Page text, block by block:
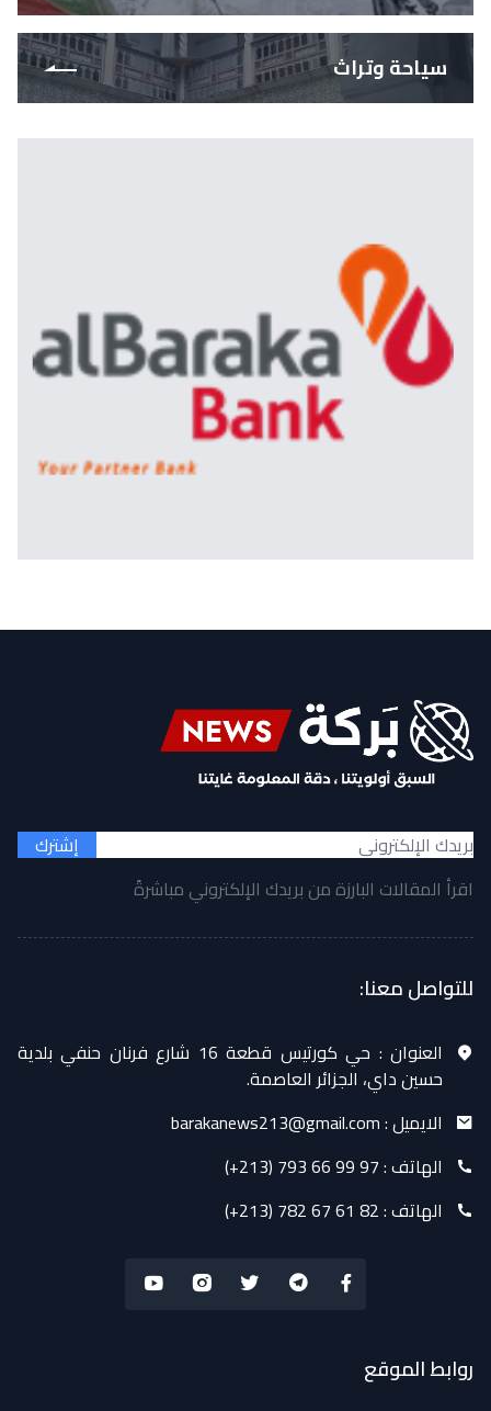
سياحة وتراث
إشترك
اقرأ المقالات البارزة من بريدك الإلكتروني مباشرةً
للتواصل معنا:
العنوان :
حي كورتيس قطعة 16 شارع فرنان حنفي بلدية
حسين داي، الجزائر العاصمة.
الايميل :barakanews213@gmail.com
الهاتف :(+213) 793 66 99 97
الهاتف :(+213) 782 67 61 82
روابط الموقع